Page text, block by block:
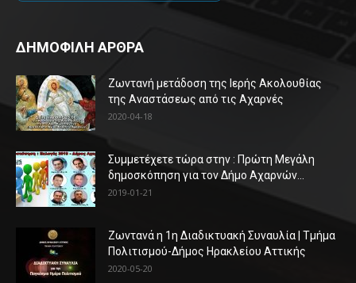
ΔΗΜΟΦΙΛΗ ΑΡΘΡΑ
Ζωντανή μετάδοση της Ιερής Ακολουθίας
της Αναστάσεως από τις Αχαρνές
2020-04-18
Συμμετέχετε τώρα στην : Πρώτη Μεγάλη
δημοσκόπηση για τον Δήμο Αχαρνών...
2019-01-21
Ζωντανά η 1η Διαδικτυακή Συναυλία | Τμήμα
Πολιτισμού-Δήμος Ηρακλείου Αττικής
2020-05-20